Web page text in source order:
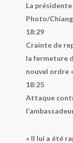
La
Photo/
18:29
Crainte de
la fermeture
nouvel ordre
18:25
Attaque
« Il lui a été